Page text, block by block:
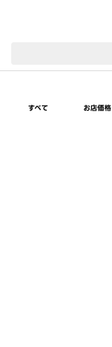
すべて お店価格